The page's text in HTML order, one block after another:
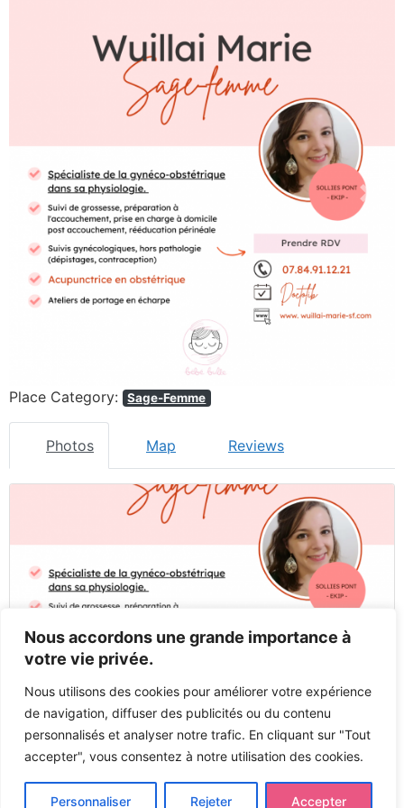
Nous accordons une grande importance à
votre vie privée.
Nous utilisons des cookies pour améliorer votre expérience
de navigation, diffuser des publicités ou du contenu
personnalisés et analyser notre trafic. En cliquant sur "Tout
accepter", vous consentez à notre utilisation des cookies.
Personnaliser Rejeter Accepter
Previous Next
Place Category: Sage-Femme
Photos Map Reviews
Previous Next